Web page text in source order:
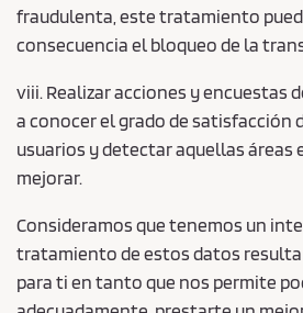
fraudulenta, este tratamiento
consecuencia el bloqueo de la
viii. Realizar acciones y encuestas
a conocer el grado de satisfacción
usuarios y detectar aquellas áreas
mejorar.
Consideramos que tenemos un
tratamiento de estos datos
para ti en tanto que nos permite